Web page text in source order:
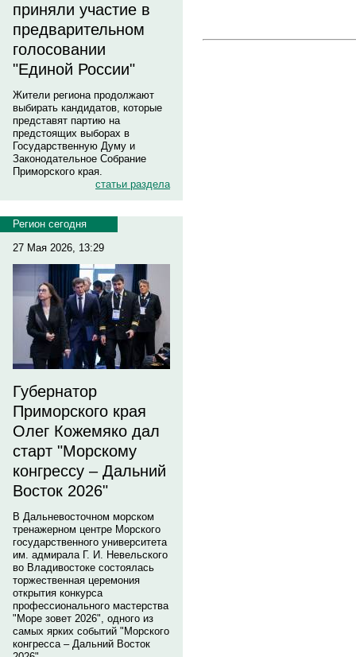
приняли участие в
предварительном
голосовании
"Единой России"
Жители региона продолжают
выбирать кандидатов, которые
представят партию на
предстоящих выборах в
Государственную Думу и
Законодательное Собрание
Приморского края.
статьи раздела
Регион сегодня
27 Мая 2026, 13:29
Губернатор
Приморского края
Олег Кожемяко дал
старт "Морскому
конгрессу – Дальний
Восток 2026"
В Дальневосточном морском
тренажерном центре Морского
государственного университета
им. адмирала Г. И. Невельского
во Владивостоке состоялась
торжественная церемония
открытия конкурса
профессионального мастерства
"Море зовет 2026", одного из
самых ярких событий "Морского
конгресса – Дальний Восток